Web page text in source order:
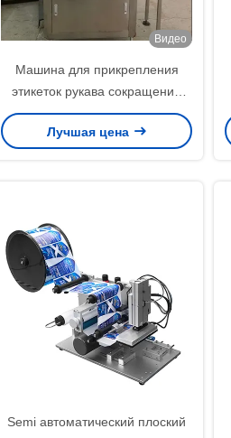
Видео
Машина для прикрепления
этикеток рукава сокращения
бутылки 5 галлонов с мотором
сервопривода тоннеля
Лучшая цена
Semi автоматический плоский